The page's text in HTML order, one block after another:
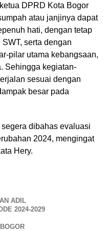
DPRD Kota Bogor
atau janjinya dapat
hati, dengan tetap
serta dengan
pilar utama kebangsaan,
Sehingga kegiatan-
sesuai dengan
besar pada
segera dibahas evaluasi
2024, mengingat
Hery.
ADIL
2024-2029